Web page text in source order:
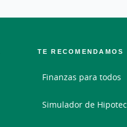
TE RECOMENDAMOS
Finanzas para todos
Simulador de